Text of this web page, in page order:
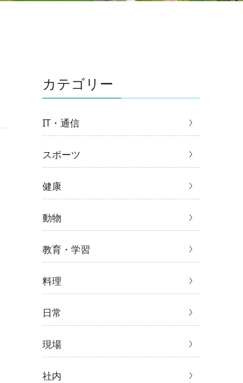
カテゴリー
IT・通信
スポーツ
健康
動物
教育・学習
料理
日常
現場
社内